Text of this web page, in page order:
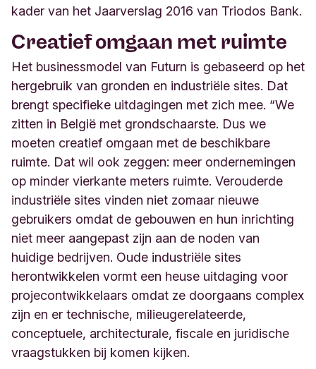
kader van het Jaarverslag 2016 van Triodos Bank.
Creatief omgaan met ruimte
Het businessmodel van Futurn is gebaseerd op het
hergebruik van gronden en industriële sites. Dat
brengt specifieke uitdagingen met zich mee. “We
zitten in België met grondschaarste. Dus we
moeten creatief omgaan met de beschikbare
ruimte. Dat wil ook zeggen: meer ondernemingen
op minder vierkante meters ruimte. Verouderde
industriële sites vinden niet zomaar nieuwe
gebruikers omdat de gebouwen en hun inrichting
niet meer aangepast zijn aan de noden van
huidige bedrijven. Oude industriële sites
herontwikkelen vormt een heuse uitdaging voor
projecontwikkelaars omdat ze doorgaans complex
zijn en er technische, milieugerelateerde,
conceptuele, architecturale, fiscale en juridische
vraagstukken bij komen kijken.